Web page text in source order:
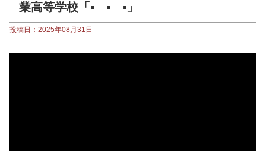
業高等学校「▪ ▪ ▪」
投稿日：2025年08月31日